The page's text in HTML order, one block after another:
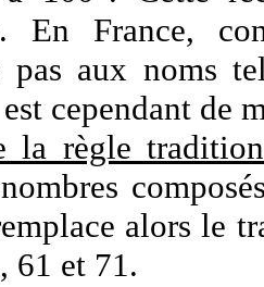
En France,
pas aux noms
cependant de
la règle
alors le
61 et 71.